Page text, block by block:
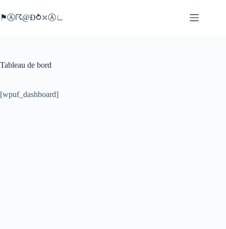
au
contenu
⚑Ⓐ☈@Ð⥁⤫Ⓐ∟
Tableau de bord
[wpuf_dashboard]